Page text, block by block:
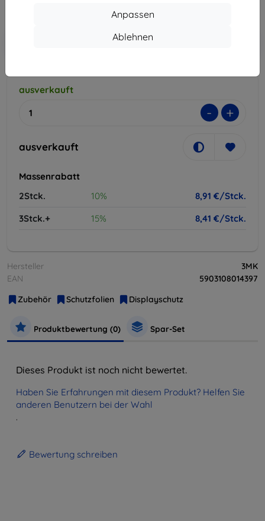
Anpassen
Ablehnen
Rabatt mit Gutschein
ausverkauft
- +
ausverkauft
Massenrabatt
2Stck.
10%
8,91 €/Stck.
3Stck.+
15% 8,41 €/Stck.
Hersteller
3MK
EAN
5903108014397
Zubehör
Schutzfolien Displayschutz
Produktbewertung (0) Spar-Set
Dieses Produkt ist noch nicht bewertet.
Haben Sie Erfahrungen mit diesem Produkt? Helfen Sie
anderen Benutzern bei der Wahl
.
Bewertung schreiben